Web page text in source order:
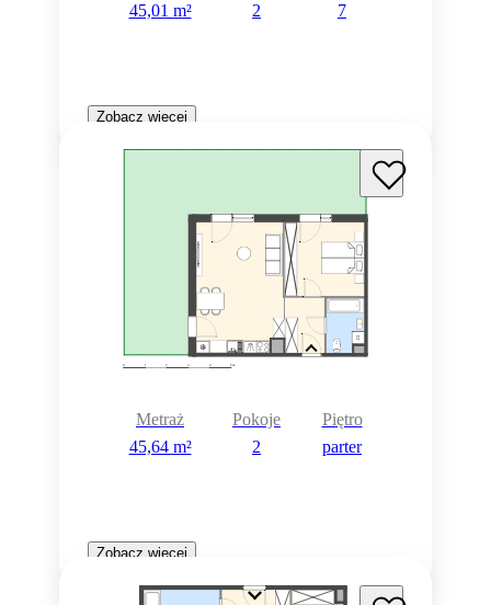
45,01 m²
2
7
Zobacz więcej
Metraż
45,64 m²
Pokoje
2
Piętro
parter
Zobacz więcej